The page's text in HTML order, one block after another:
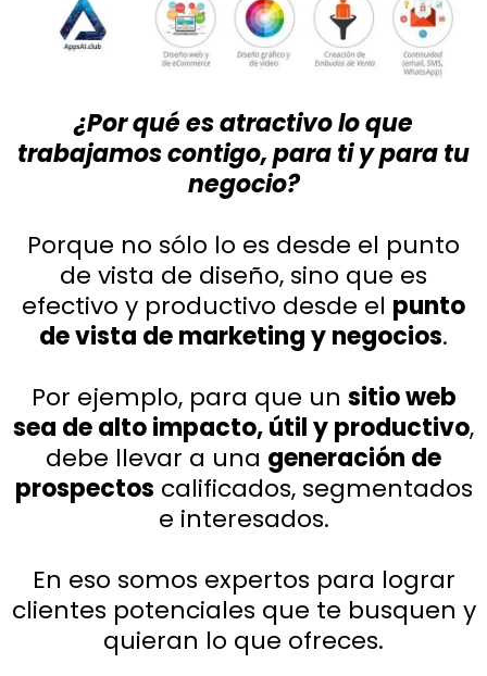
¿Por qué es atractivo lo que
trabajamos contigo, para ti y para tu
negocio?
Porque no sólo lo es desde el punto
de vista de diseño, sino que es
efectivo y productivo desde el punto
de vista de marketing y negocios.
Por ejemplo, para que un sitio web
sea de alto impacto, útil y productivo,
debe llevar a una generación de
prospectos calificados, segmentados
e interesados.
En eso somos expertos para lograr
clientes potenciales que te busquen y
quieran lo que ofreces.